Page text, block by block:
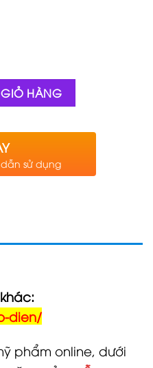
HÀNG
sử dụng
dien/
phẩm online, dưới